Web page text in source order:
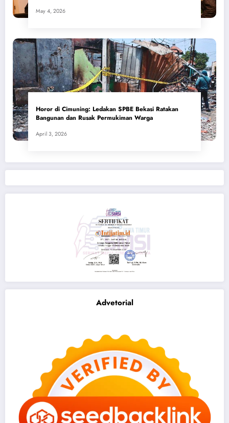
May 4, 2026
Horor di Cimuning: Ledakan SPBE Bekasi Ratakan
Bangunan dan Rusak Permukiman Warga
April 3, 2026
Advetorial